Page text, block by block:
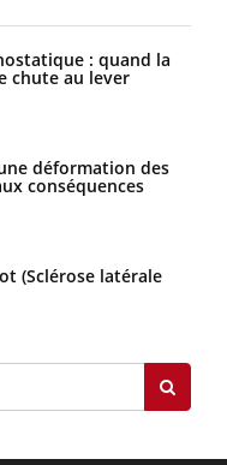
: quand la
chute au lever
déformation des
conséquences
(Sclérose latérale